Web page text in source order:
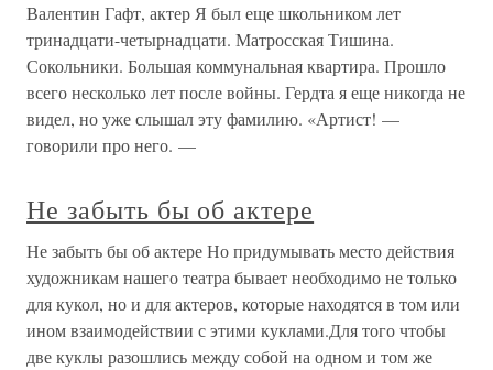
Валентин Гафт, актер Я был еще школьником лет
тринадцати-четырнадцати. Матросская Тишина.
Сокольники. Большая коммунальная квартира. Прошло
всего несколько лет после войны. Гердта я еще никогда не
видел, но уже слышал эту фамилию. «Артист! —
говорили про него. —
Не забыть бы об актере
Не забыть бы об актере Но придумывать место действия
художникам нашего театра бывает необходимо не только
для кукол, но и для актеров, которые находятся в том или
ином взаимодействии с этими куклами.Для того чтобы
две куклы разошлись между собой на одном и том же